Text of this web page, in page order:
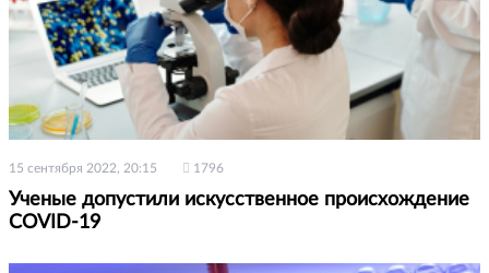
15 сентября 2022, 20:15 1796
Ученые допустили искусственное происхождение
COVID-19